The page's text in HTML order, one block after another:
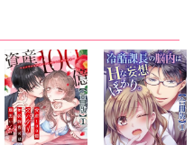
渡辺くらこ
日浦亜紀
樋口あや
美月李予
さんかく